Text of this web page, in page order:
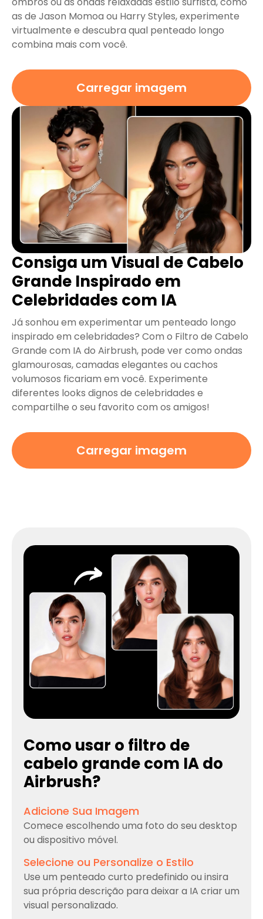
as de Jason Momoa ou Harry Styles, experimente
virtualmente e descubra qual penteado longo
combina mais com você.
Carregar imagem
Consiga um Visual de Cabelo
Grande Inspirado em
Celebridades com IA
Já sonhou em experimentar um penteado longo
inspirado em celebridades? Com o Filtro de Cabelo
Grande com IA do Airbrush, pode ver como ondas
glamourosas, camadas elegantes ou cachos
volumosos ficariam em você. Experimente
diferentes looks dignos de celebridades e
compartilhe o seu favorito com os amigos!
Carregar imagem
Como usar o filtro de
cabelo grande com IA do
Airbrush?
Adicione Sua Imagem
Comece escolhendo uma foto do seu desktop
ou dispositivo móvel.
Selecione ou Personalize o Estilo
Use um penteado curto predefinido ou insira
sua própria descrição para deixar a IA criar um
visual personalizado.